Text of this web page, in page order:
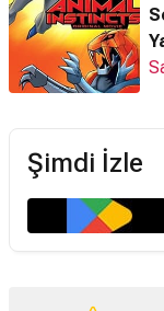
Şimdi İzle